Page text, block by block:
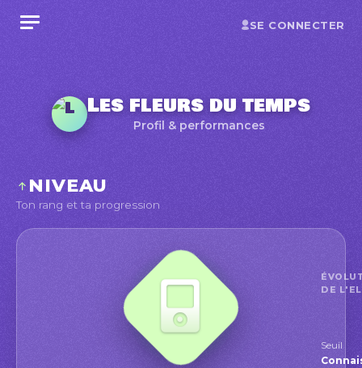
SE CONNECTER
Les fleurs du temps
Profil & performances
NIVEAU
Ton rang et ta progression
DE
Position
Seuil